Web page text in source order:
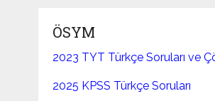
ÖSYM
2023 TYT Türkçe Soruları ve
2025 KPSS Türkçe Soruları